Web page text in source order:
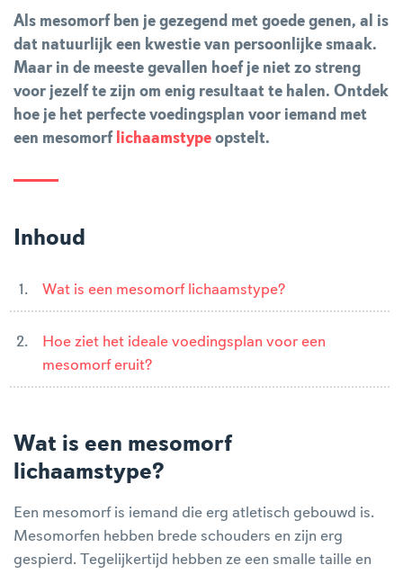
Als mesomorf ben je gezegend met goede genen, al is
dat natuurlijk een kwestie van persoonlijke smaak.
Maar in de meeste gevallen hoef je niet zo streng
voor jezelf te zijn om enig resultaat te halen. Ontdek
hoe je het perfecte voedingsplan voor iemand met
een mesomorf lichaamstype opstelt.
Inhoud
Wat is een mesomorf lichaamstype?
Hoe ziet het ideale voedingsplan voor een
mesomorf eruit?
Wat is een mesomorf
lichaamstype?
Een mesomorf is iemand die erg atletisch gebouwd is.
Mesomorfen hebben brede schouders en zijn erg
gespierd. Tegelijkertijd hebben ze een smalle taille en